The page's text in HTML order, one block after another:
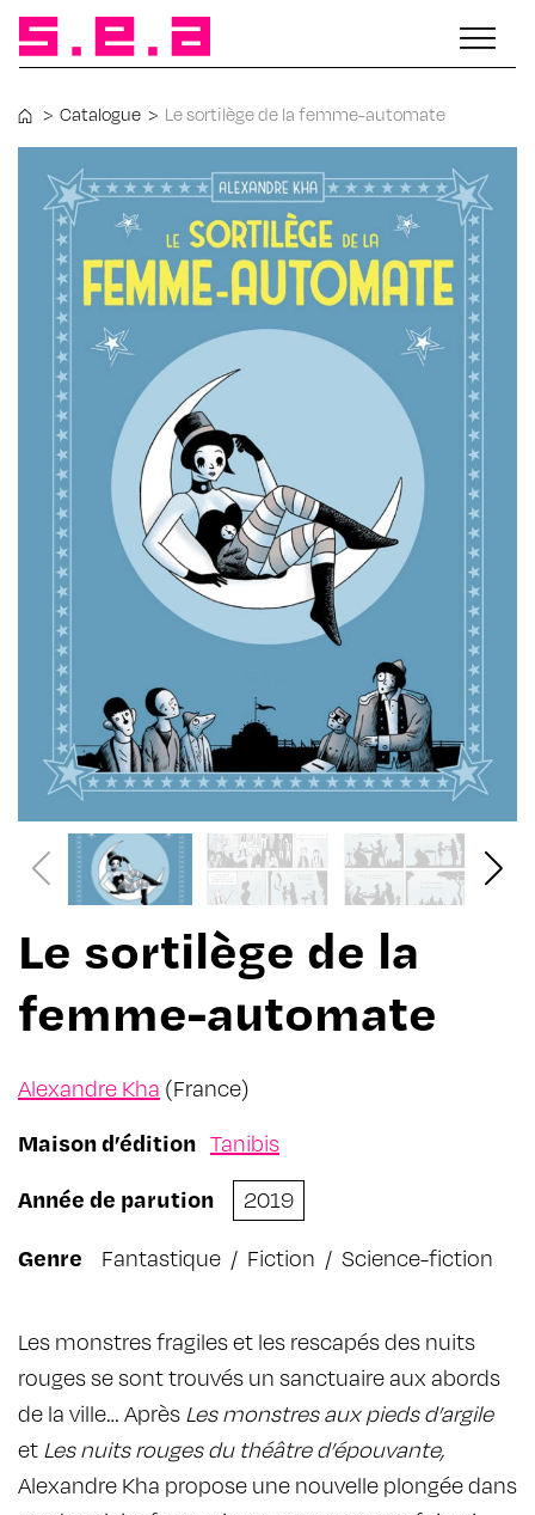
> Catalogue > Le sortilège de la femme-automate
Le sortilège de la
femme-automate
Alexandre Kha (France)
Maison d’édition Tanibis
Année de parution
2019
Genre
Fantastique / Fiction / Science-fiction
Les monstres fragiles et les rescapés des nuits
rouges se sont trouvés un sanctuaire aux abords
de la ville… Après Les monstres aux pieds d’argile
et Les nuits rouges du théâtre d’épouvante,
Alexandre Kha propose une nouvelle plongée dans